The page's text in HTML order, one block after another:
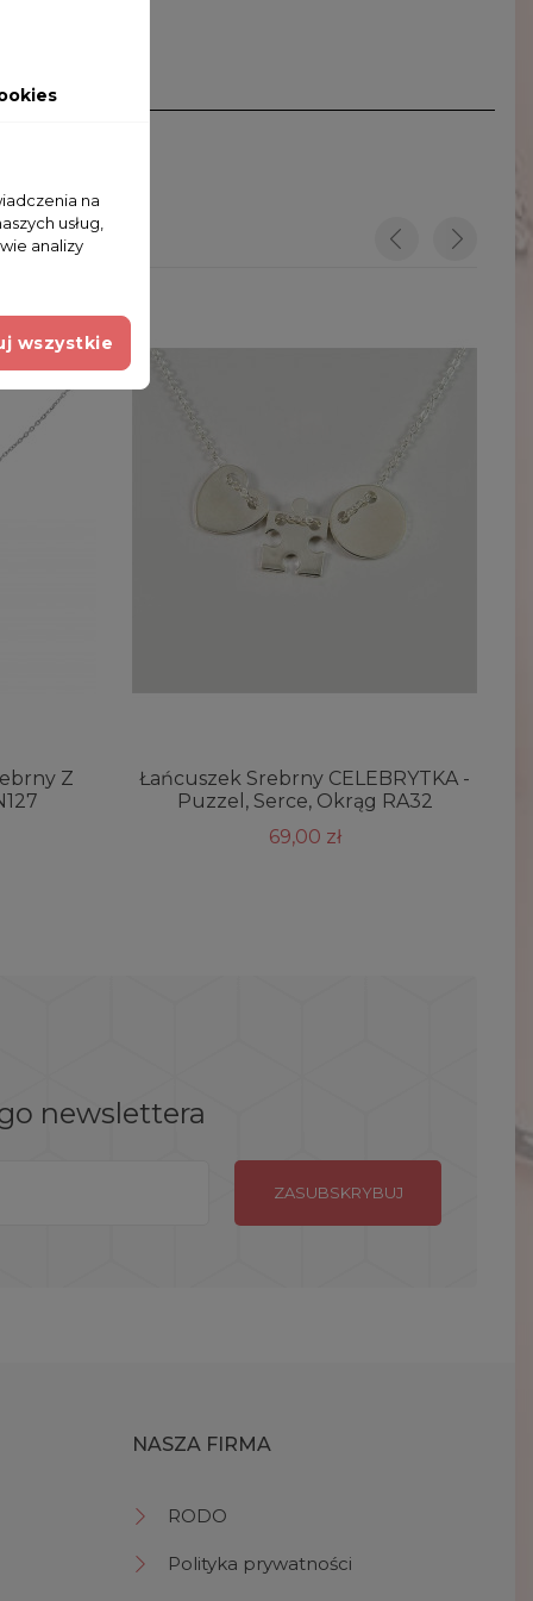
Z
Łańcuszek Srebrny CELEBRYTKA -
Puzzel, Serce, Okrąg RA32
69,00 zł
newslettera
NASZA FIRMA
RODO
Polityka prywatności
na
usług,
analizy
wszystkie